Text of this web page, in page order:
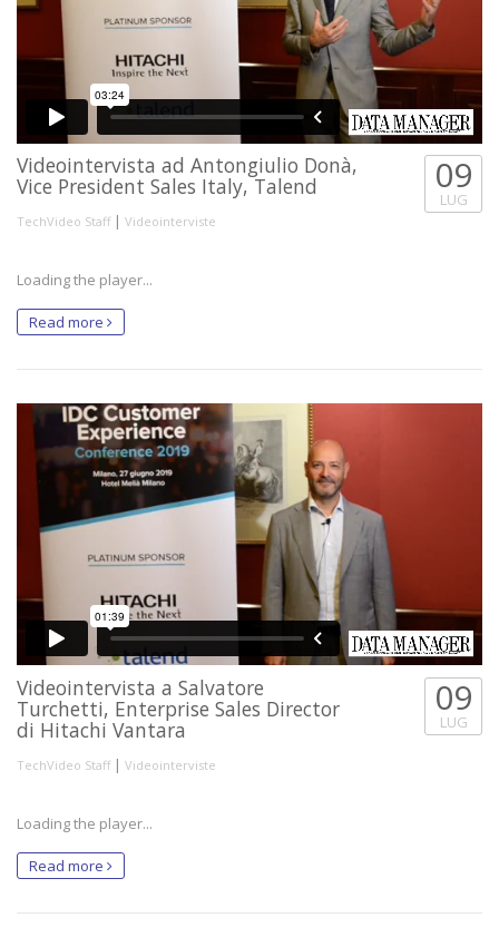
Videointervista ad Antongiulio Donà,
Vice President Sales Italy, Talend
TechVideo Staff | Videointerviste
09
LUG
Loading the player...
Read more
Videointervista a Salvatore
Turchetti, Enterprise Sales Director
di Hitachi Vantara
TechVideo Staff | Videointerviste
09
LUG
Loading the player...
Read more